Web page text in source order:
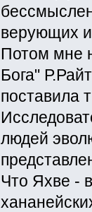
верующих и
Потом мне
Бога"
поставила
людей
Что Яхве -